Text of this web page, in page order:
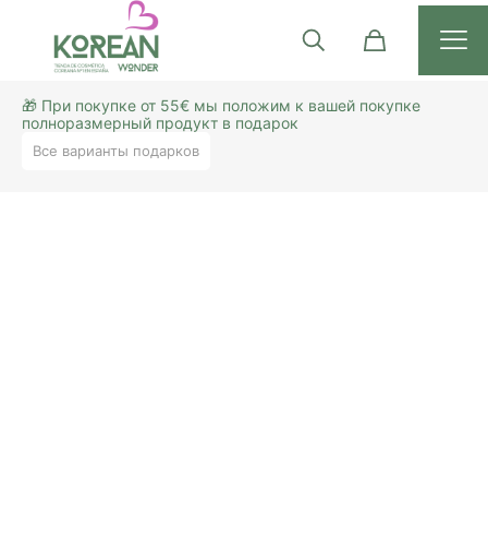
🎁 При покупке от 55€ мы положим к вашей покупке
полноразмерный продукт в подарок
Все варианты подарков